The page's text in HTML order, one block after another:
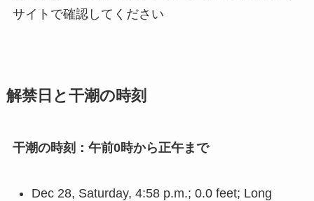
サイトで確認してください
解禁日と干潮の時刻
干潮の時刻：午前0時から正午まで
Dec 28, Saturday, 4:58 p.m.; 0.0 feet; Long